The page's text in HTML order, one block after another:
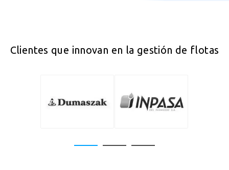
Clientes que innovan en la gestión de flotas